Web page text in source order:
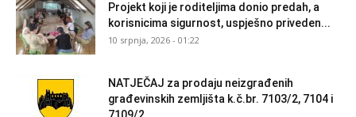
Projekt koji je roditeljima donio predah, a
korisnicima sigurnost, uspješno priveden...
10 srpnja, 2026 - 01:22
NATJEČAJ za prodaju neizgrađenih
građevinskih zemljišta k.č.br. 7103/2, 7104 i